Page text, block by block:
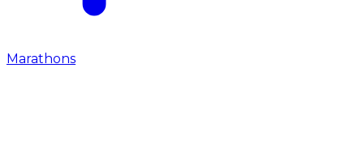
Marathons